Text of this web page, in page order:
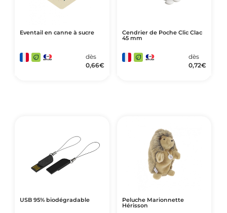
Eventail en canne à sucre
dès
0,66€
Cendrier de Poche Clic Clac
45 mm
dès
0,72€
USB 95% biodégradable Peluche Marionnette
Hérisson